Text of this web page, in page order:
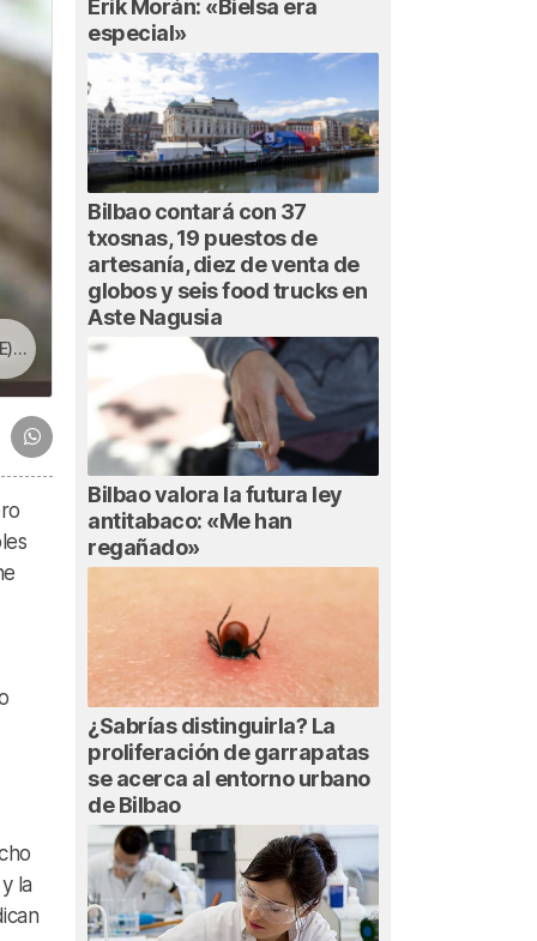
la
Erik Morán: «Bielsa era
especial»
Bilbao contará con 37
txosnas, 19 puestos de
artesanía, diez de venta de
globos y seis food trucks en
Aste Nagusia
Bilbao valora la futura ley
antitabaco: «Me han
regañado»
¿Sabrías distinguirla? La
proliferación de garrapatas
se acerca al entorno urbano
de Bilbao